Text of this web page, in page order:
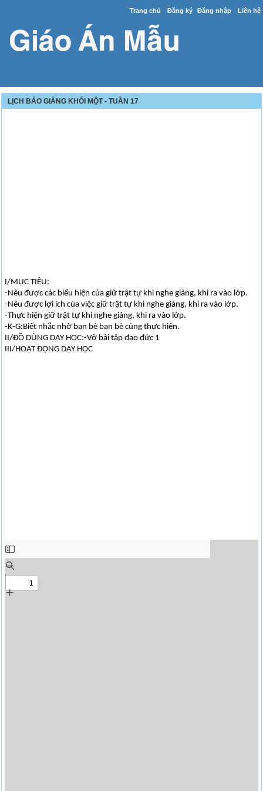
Trang chủ Đăng ký Đăng nhập Liên hệ
LỊCH BÁO GIẢNG KHỐI MỘT - TUẦN 17
I/MỤC TIÊU:
-Nêu được các biểu hiện của giữ trật tự khi nghe giảng, khi ra vào lớp.
-Nêu được lợi ích của việc giữ trật tự khi nghe giảng, khi ra vào lớp.
-Thực hiện giữ trật tự khi nghe giảng, khi ra vào lớp.
-K-G:Biết nhắc nhở bạn bè bạn bè cùng thực hiện.
II/ĐỒ DÙNG DẠY HỌC:-Vở bài tập đạo đức 1
III/HOẠT ĐỘNG DẠY HỌC